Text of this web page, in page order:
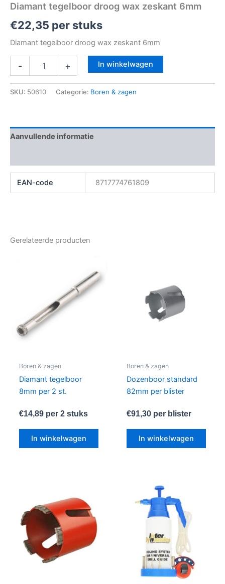
Diamant tegelboor droog wax zeskant 6mm
€22,35 per stuks
Diamant tegelboor droog wax zeskant 6mm
- + In winkelwagen
SKU: 50610 Categorie: Boren & zagen
Aanvullende informatie
EAN-code 8717774761809
Gerelateerde producten
Boren & zagen
Diamant tegelboor
8mm per 2 st.
€14,89per 2 stuks
In winkelwagen
Boren & zagen
Dozenboor standard
82mm per blister
€91,30per blister
In winkelwagen